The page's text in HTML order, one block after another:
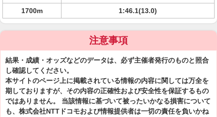
1700m
1:46.1(13.0)
注意事項
結果・成績・オッズなどのデータは、必ず主催者発行のものと照合
し確認してください。
本サイトのページ上に掲載されている情報の内容に関しては万全を
期しておりますが、その内容の正確性および安全性を保証するもの
ではありません。 当該情報に基づいて被ったいかなる損害について
も、株式会社NTTドコモおよび情報提供者は一切の責任を負いかね